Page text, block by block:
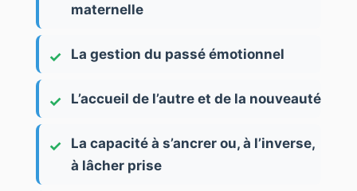
maternelle
La gestion du passé émotionnel
L’accueil de l’autre et de la nouveauté
La capacité à s’ancrer ou, à l’inverse,
à lâcher prise